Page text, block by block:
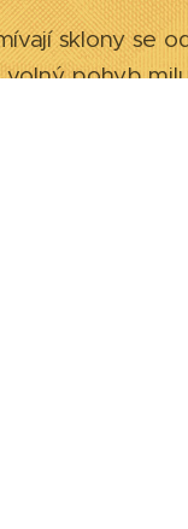
sklony se
pohyb